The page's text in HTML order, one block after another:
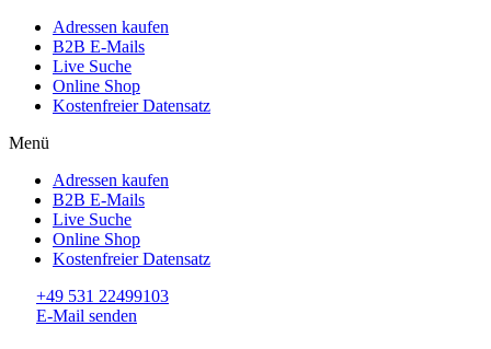
Adressen kaufen
B2B E-Mails
Live Suche
Online Shop
Kostenfreier Datensatz
Menü
Adressen kaufen
B2B E-Mails
Live Suche
Online Shop
Kostenfreier Datensatz
+49 531 22499103
E-Mail senden